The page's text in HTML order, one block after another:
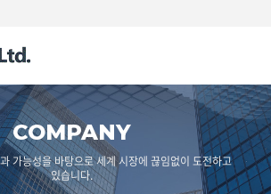
COMPANY
가능성을 바탕으로 세계 시장에 끊임없이 도전하고
있습니다.